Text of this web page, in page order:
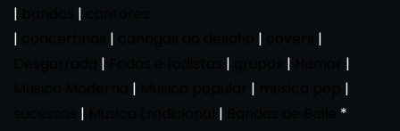
|
|
|
| |
|
| | |
|
| |
|
| | *